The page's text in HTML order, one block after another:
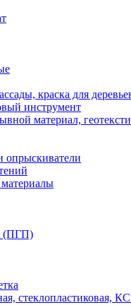
краска для
инструмент
материал,
(ПГП)
стеклопластиковая,